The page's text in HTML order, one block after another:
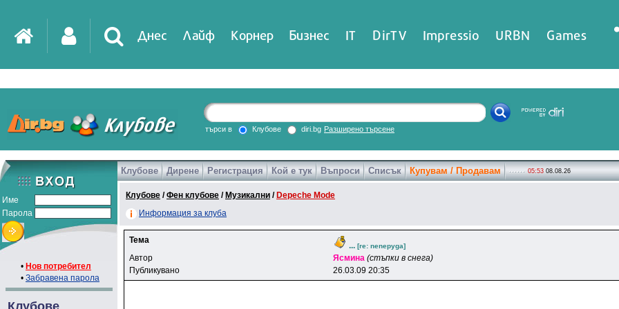
Днес Лайф Корнер Бизнес IT DirTV Impressio URBN Games
търси в Клубове diri.bg Разширено търсене
Име
Парола
• Нов потребител
• Забравена парола
Клубове
Клубове Дирене Регистрация Кой е тук Въпроси Списък Купувам / Продавам 05:53 08.08.26
Клубове /Фен клубове / Музикални / Depeche Mode
Информация за клуба
Тема
... [re: nenepyga]
Автор Яcминa (стъпки в снега)
Публикувано
26.03.09 20:35